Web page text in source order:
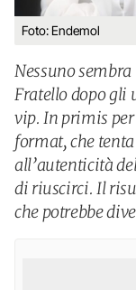
Foto: Endemol
Nessuno
Fratello dopo
vip. In primis
format, che
all’autenticità
di riuscirci. Il
che potrebbe